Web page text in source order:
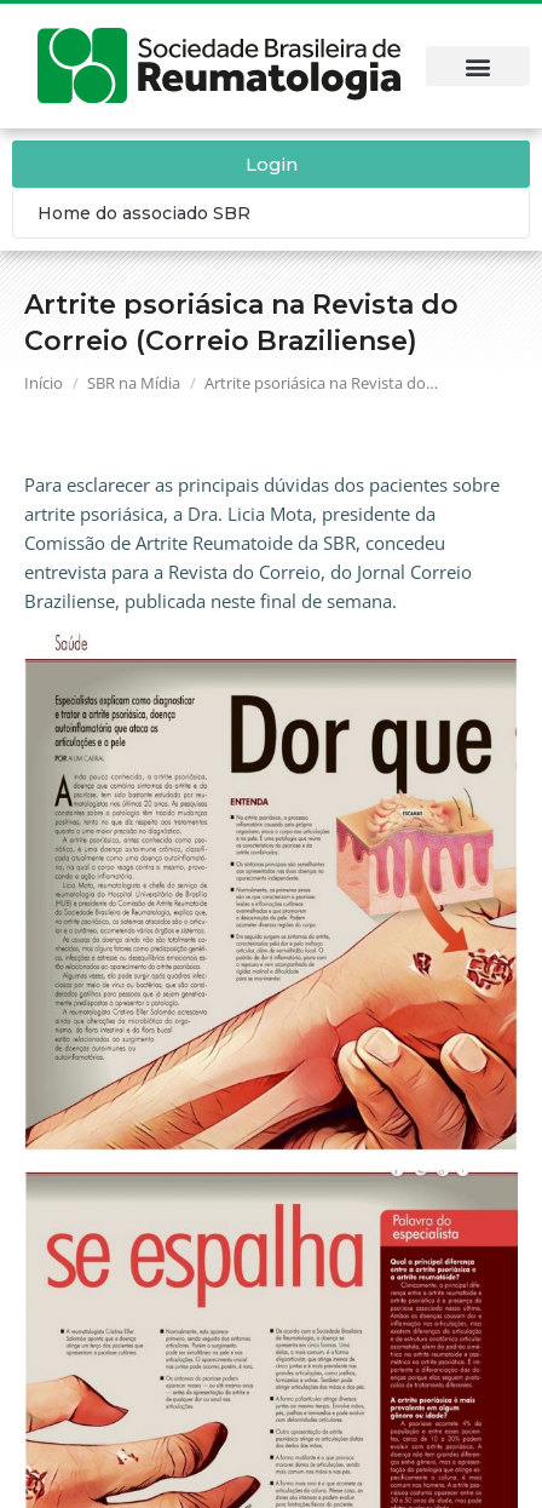
Artrite psoriásica na Revista do
Correio (Correio Braziliense)
Você está aqui:
Início SBR na Mídia Artrite psoriásica na Revista do…
Login
Home do associado SBR
Para esclarecer as principais dúvidas dos pacientes sobre
artrite psoriásica, a Dra. Licia Mota, presidente da
Comissão de Artrite Reumatoide da SBR, concedeu
entrevista para a Revista do Correio, do Jornal Correio
Braziliense, publicada neste final de semana.